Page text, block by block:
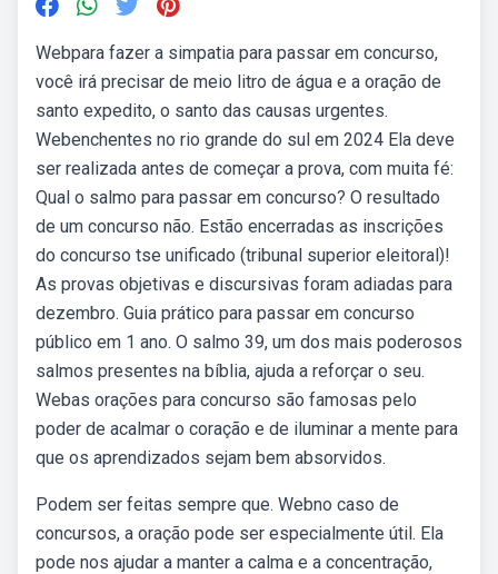
Webpara fazer a simpatia para passar em concurso,
você irá precisar de meio litro de água e a oração de
santo expedito, o santo das causas urgentes.
Webenchentes no rio grande do sul em 2024 Ela deve
ser realizada antes de começar a prova, com muita fé:
Qual o salmo para passar em concurso? O resultado
de um concurso não. Estão encerradas as inscrições
do concurso tse unificado (tribunal superior eleitoral)!
As provas objetivas e discursivas foram adiadas para
dezembro. Guia prático para passar em concurso
público em 1 ano. O salmo 39, um dos mais poderosos
salmos presentes na bíblia, ajuda a reforçar o seu.
Webas orações para concurso são famosas pelo
poder de acalmar o coração e de iluminar a mente para
que os aprendizados sejam bem absorvidos.
Podem ser feitas sempre que. Webno caso de
concursos, a oração pode ser especialmente útil. Ela
pode nos ajudar a manter a calma e a concentração,